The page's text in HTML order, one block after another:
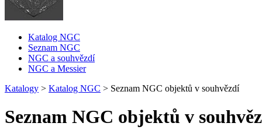
Katalog NGC
Seznam NGC
NGC a souhvězdí
NGC a Messier
Katalogy > Katalog NGC > Seznam NGC objektů v souhvězdí
Seznam NGC objektů v